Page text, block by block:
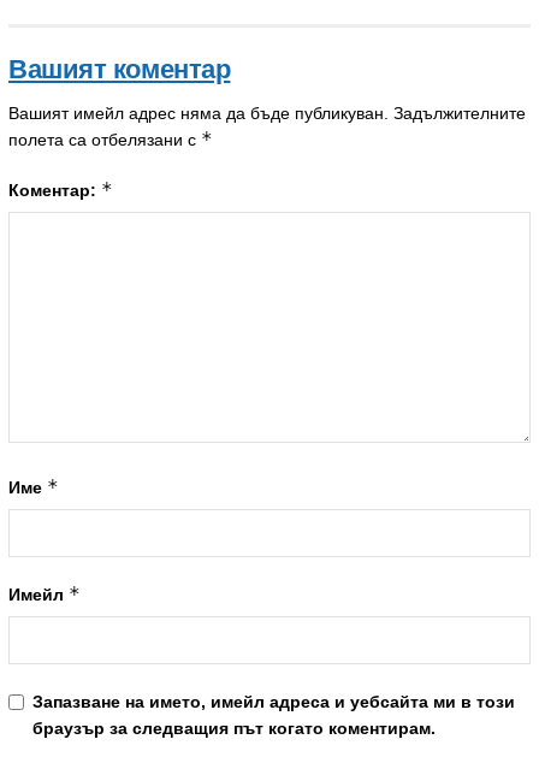
Вашият коментар
Вашият имейл адрес няма да бъде публикуван. Задължителните
полета са отбелязани с *
Коментар: *
Име *
Имейл *
Запазване на името, имейл адреса и уебсайта ми в този
браузър за следващия път когато коментирам.